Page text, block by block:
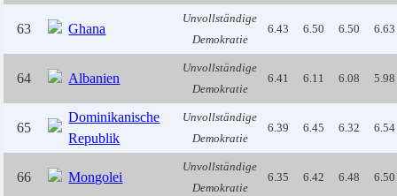
63 Ghana
Unvollständige
Demokratie
6.43 6.50 6.50 6.63
64 Albanien
Unvollständige
Demokratie
6.41 6.11 6.08 5.98
65
Dominikanische
Republik
Unvollständige
Demokratie
6.39 6.45 6.32 6.54
66 Mongolei
Unvollständige
Demokratie
6.35 6.42 6.48 6.50